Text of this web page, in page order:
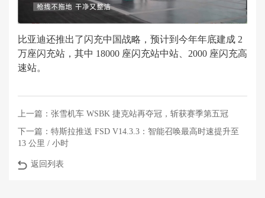
比亚迪还推出了闪充中国战略，预计到今年年底建成 2
万座闪充站，其中 18000 座闪充站中站、2000 座闪充高
速站。
上一篇： 张雪机车 WSBK 捷克站再夺冠，斩获赛季第五冠
下一篇： 特斯拉推送 FSD V14.3.3：智能召唤最高时速提升至
13 公里 / 小时
返回列表